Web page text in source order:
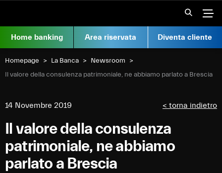
Home banking Area riservata Diventa cliente
Homepage La Banca
Newsroom
Current:
Il valore della consulenza patrimoniale, ne abbiamo parlato a Brescia
14 Novembre 2019 < torna indietro
Il valore della consulenza
patrimoniale, ne abbiamo
parlato a Brescia